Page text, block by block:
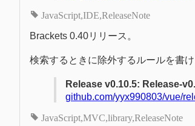
JavaScript IDE ReleaseNote
Brackets 0.40リリース。
検索するときに除外するルールを書
Release v0.10.5: Release-
github.com/yyx990803/vue/
JavaScript MVC library ReleaseNote